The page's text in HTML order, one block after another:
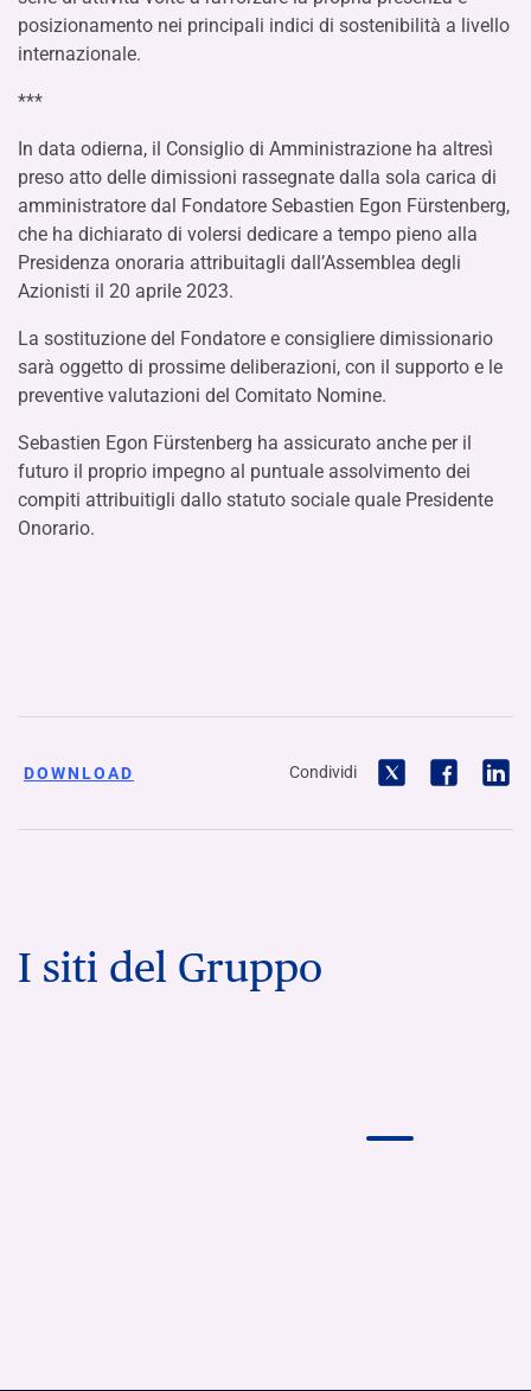
posizionamento nei principali indici di sostenibilità a livello
internazionale.
***
In data odierna, il Consiglio di Amministrazione ha altresì
preso atto delle dimissioni rassegnate dalla sola carica di
amministratore dal Fondatore Sebastien Egon Fürstenberg,
che ha dichiarato di volersi dedicare a tempo pieno alla
Presidenza onoraria attribuitagli dall’Assemblea degli
Azionisti il 20 aprile 2023.
La sostituzione del Fondatore e consigliere dimissionario
sarà oggetto di prossime deliberazioni, con il supporto e le
preventive valutazioni del Comitato Nomine.
Sebastien Egon Fürstenberg ha assicurato anche per il
futuro il proprio impegno al puntuale assolvimento dei
compiti attribuitigli dallo statuto sociale quale Presidente
Onorario.
DOWNLOAD Condividi
I siti del Gruppo